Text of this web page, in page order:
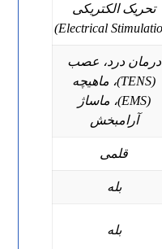
تحریک الکتریکی
درمان درد، عصب
(TENS)، ماهیچه
(EMS)، ماساژ
آرامبخش
قلمی
بله
بله